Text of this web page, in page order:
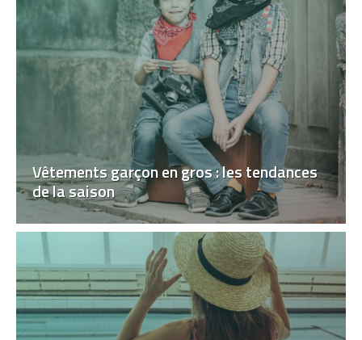
Vêtements garçon en gros : les tendances
de la saison